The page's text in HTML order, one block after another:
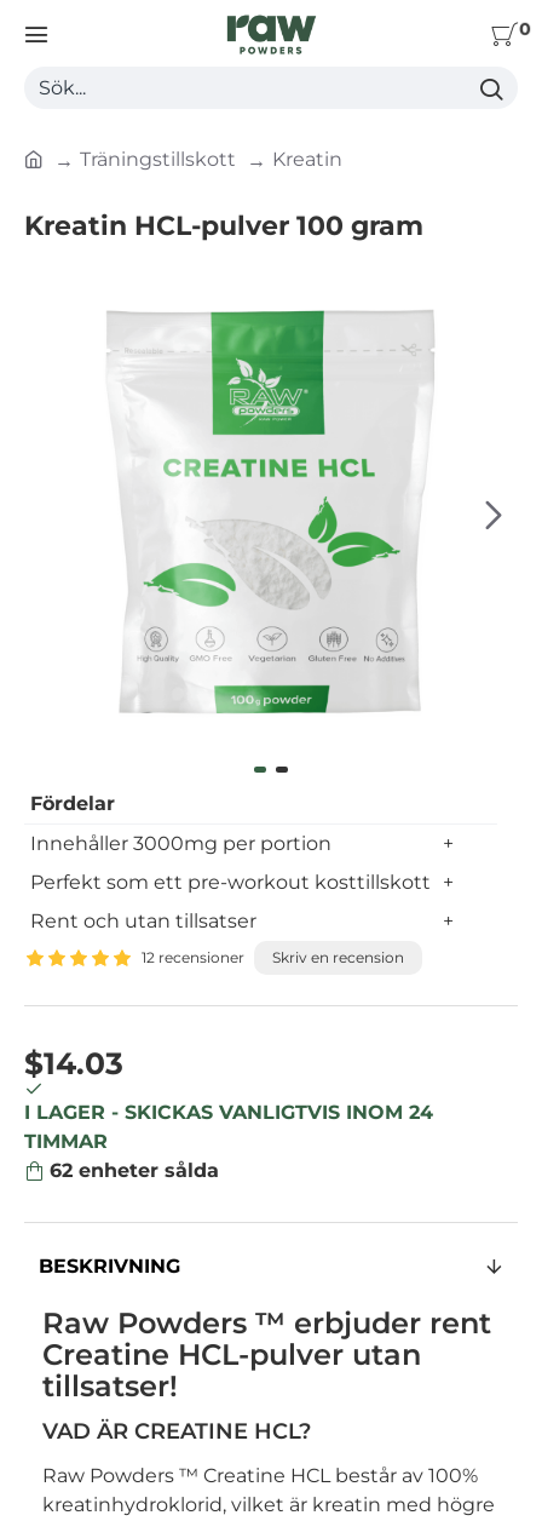
0
Sök...
m
Träningstillskott Kreatin
Kreatin HCL-pulver 100 gram
Fördelar
Innehåller 3000mg per portion
+
Perfekt som ett pre-workout kosttillskott
+
Rent och utan tillsatser
+
12 recensioner Skriv en recension
$14.03
I LAGER - SKICKAS VANLIGTVIS INOM 24
TIMMAR
62 enheter sålda
BESKRIVNING
Raw Powders ™ erbjuder rent
Creatine HCL-pulver utan
tillsatser!
VAD ÄR CREATINE HCL?
Raw Powders ™ Creatine HCL består av 100%
kreatinhydroklorid, vilket är kreatin med högre